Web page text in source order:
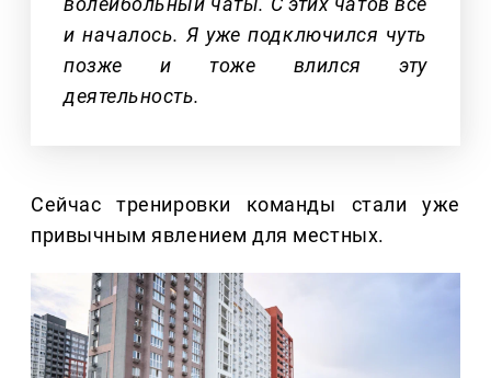
и началось. Я уже подключился чуть
позже и тоже влился эту
деятельность.
Сейчас тренировки команды стали уже
привычным явлением для местных.